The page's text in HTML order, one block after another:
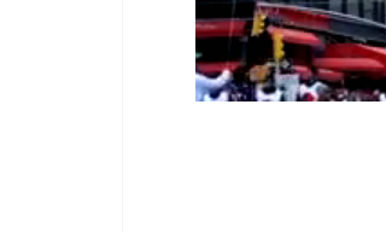
00:00/01:00